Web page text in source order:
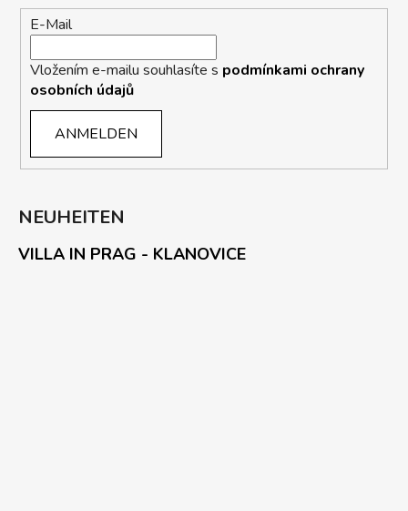
E-Mail
Vložením e-mailu souhlasíte s podmínkami ochrany
osobních údajů
ANMELDEN
NEUHEITEN
VILLA IN PRAG - KLANOVICE